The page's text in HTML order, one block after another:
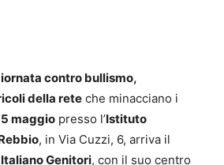
contro bullismo,
della rete che minacciano i
5 maggio presso l’Istituto
, in Via Cuzzi, 6, arriva il
Genitori, con il suo centro